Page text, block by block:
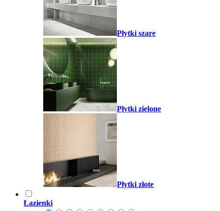
Płytki szare
Płytki zielone
Płytki złote
Łazienki